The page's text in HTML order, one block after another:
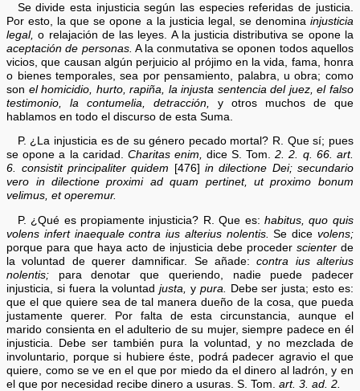
Se divide esta injusticia según las especies referidas de justicia.
Por esto, la que se opone a la justicia legal, se denomina injusticia
legal, o relajación de las leyes. A la justicia distributiva se opone la
aceptación de personas. A la conmutativa se oponen todos aquellos
vicios, que causan algún perjuicio al prójimo en la vida, fama, honra
o bienes temporales, sea por pensamiento, palabra, u obra; como
son el homicidio, hurto, rapiña, la injusta sentencia del juez, el falso
testimonio, la contumelia, detracción,
y otros muchos de que
hablamos en todo el discurso de esta Suma.
P. ¿La injusticia es de su género pecado mortal? R. Que sí; pues
se opone a la caridad. Charitas enim, dice S. Tom.2. 2. q. 66. art.
6. consistit principaliter quidem [476] in dilectione Dei; secundario
vero in dilectione proximi ad quam pertinet, ut proximo bonum
velimus, et operemur.
P. ¿Qué es propiamente injusticia? R. Que es:habitus, quo quis
volens infert inaequale contra ius alterius nolentis. Se dice volens;
porque para que haya acto de injusticia debe proceder scienterde
la voluntad de querer damnificar. Se añade:contra ius alterius
nolentis; para denotar que queriendo, nadie puede padecer
injusticia, si fuera la voluntadjusta, y pura.
Debe ser justa; esto es:
que el que quiere sea de tal manera dueño de la cosa, que pueda
justamente querer. Por falta de esta circunstancia, aunque el
marido consienta en el adulterio de su mujer, siempre padece en él
injusticia. Debe ser también pura la voluntad, y no mezclada de
involuntario, porque si hubiere éste, podrá padecer agravio el que
quiere, como se ve en el que por miedo da el dinero al ladrón, y en
el que por necesidad recibe dinero a usuras. S. Tom.art. 3. ad. 2.